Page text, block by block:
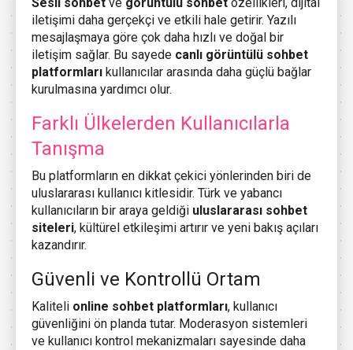
iletişimi daha gerçekçi ve etkili hale getirir. Yazılı
mesajlaşmaya göre çok daha hızlı ve doğal bir
iletişim sağlar. Bu sayede canlı görüntülü sohbet
platformları kullanıcılar arasında daha güçlü bağlar
kurulmasına yardımcı olur.
Farklı Ülkelerden Kullanıcılarla
Tanışma
Bu platformların en dikkat çekici yönlerinden biri de
uluslararası kullanıcı kitlesidir. Türk ve yabancı
kullanıcıların bir araya geldiği uluslararası sohbet
siteleri, kültürel etkileşimi artırır ve yeni bakış açıları
kazandırır.
Güvenli ve Kontrollü Ortam
Kaliteli online sohbet platformları, kullanıcı
güvenliğini ön planda tutar. Moderasyon sistemleri
ve kullanıcı kontrol mekanizmaları sayesinde daha